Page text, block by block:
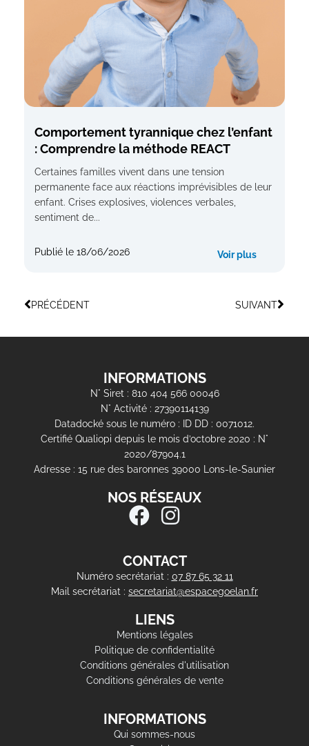
Comportement tyrannique chez l’enfant
: Comprendre la méthode REACT
Certaines familles vivent dans une tension
permanente face aux réactions imprévisibles de leur
enfant. Crises explosives, violences verbales,
sentiment de...
Publié le 18/06/2026 Voir plus
PRÉCÉDENT SUIVANT
INFORMATIONS
N° Siret : 810 404 566 00046
N° Activité : 27390114139
Datadocké sous le numéro : ID DD : 0071012.
Certifié Qualiopi depuis le mois d’octobre 2020 : N°
2020/87904.1
Adresse : 15 rue des baronnes 39000 Lons-le-Saunier
NOS RÉSEAUX
CONTACT
Numéro secrétariat : 07 87 65 32 11
Mail secrétariat : secretariat@espacegoelan.fr
LIENS
Mentions légales
Politique de confidentialité
Conditions générales d'utilisation
Conditions générales de vente
INFORMATIONS
Qui sommes-nous